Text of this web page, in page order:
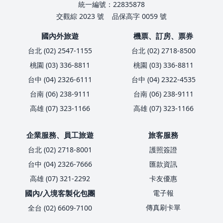
統一編號：22835878
交觀綜 2023 號
品保高字 0059 號
國內外旅遊
台北 (02) 2547-1155
桃園 (03) 336-8811
台中 (04) 2326-6111
台南 (06) 238-9111
高雄 (07) 323-1166
機票、訂房、票券
台北 (02) 2718-8500
桃園 (03) 336-8811
台中 (04) 2322-4535
台南 (06) 238-9111
高雄 (07) 323-1166
企業服務、員工旅遊
台北 (02) 2718-8001
台中 (04) 2326-7666
高雄 (07) 321-2292
國內/入境客製化包團
全台 (02) 6609-7100
旅客服務
護照簽證
匯款資訊
卡友優惠
電子報
傳真刷卡單